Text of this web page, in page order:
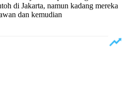
di Jakarta, namun kadang mereka
dan kemudian